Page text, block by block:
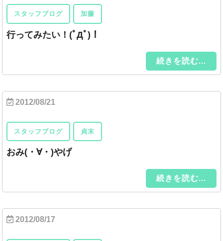
スタッフブログ 加藤
行ってみたい！(ﾟДﾟ)！
続きを読む...
2012/08/21
スタッフブログ 貞末
おみ(・∀・)やげ
続きを読む...
2012/08/17